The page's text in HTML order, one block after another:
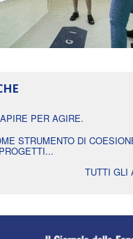
PER AGIRE.
STRUMENTO DI
TUTTI GLI